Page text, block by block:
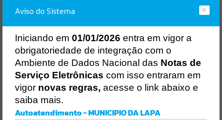
OUVIDORIA GERAL
DO MUNICÍPIO
LICITAÇÕES NOTA FISCAL
ELETRÔNICA
Aviso do Sistema
Iniciando em 01/01/2026 entra em vigor a
obrigatoriedade de integração com o
Ambiente de Dados Nacional das Notas de
Serviço Eletrônicas com isso entraram em
vigor novas regras, acesse o link abaixo e
saiba mais.
Autoatendimento - MUNICIPIO DA LAPA
Erro
Gerenciamento do Sistema
Ocorreu um erro de script: